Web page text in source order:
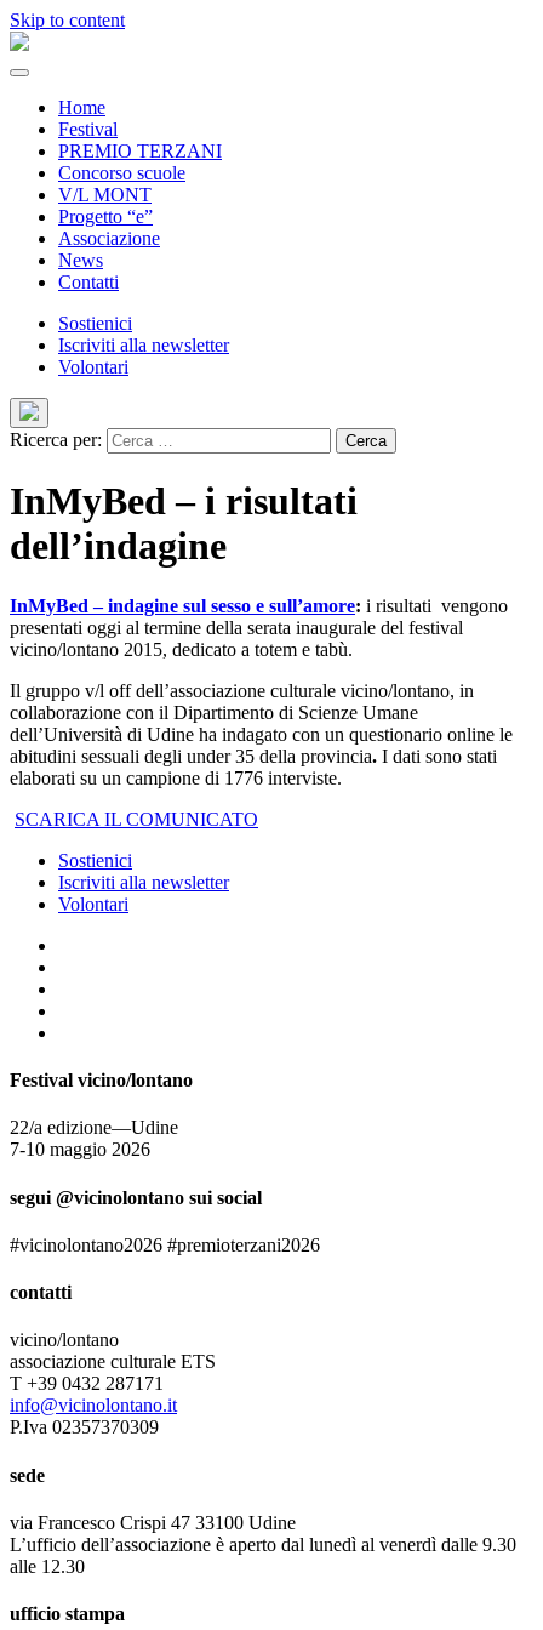
Skip to content
Home
Festival
PREMIO TERZANI
Concorso scuole
V/L MONT
Progetto “e”
Associazione
News
Contatti
Sostienici
Iscriviti alla newsletter
Volontari
Ricerca per:
InMyBed – i risultati
dell’indagine
InMyBed – indagine sul sesso e sull’amore: i risultati vengono
presentati oggi al termine della serata inaugurale del festival
vicino/lontano 2015, dedicato a totem e tabù.
Il gruppo v/l off dell’associazione culturale vicino/lontano, in
collaborazione con il Dipartimento di Scienze Umane
dell’Università di Udine ha indagato con un questionario online le
abitudini sessuali degli under 35 della provincia. I dati sono stati
elaborati su un campione di 1776 interviste.
SCARICA IL COMUNICATO
Sostienici
Iscriviti alla newsletter
Volontari
Festival vicino/lontano
22/a edizione—Udine
7-10 maggio 2026
segui @vicinolontano sui social
#vicinolontano2026 #premioterzani2026
contatti
vicino/lontano
associazione culturale ETS
T +39 0432 287171
info@vicinolontano.it
P.Iva 02357370309
sede
via Francesco Crispi 47 33100 Udine
L’ufficio dell’associazione è aperto dal lunedì al venerdì dalle 9.30
alle 12.30
ufficio stampa